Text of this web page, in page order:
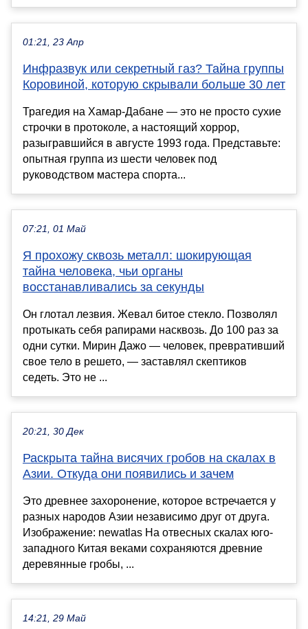
01:21, 23 Апр
Инфразвук или секретный газ? Тайна группы
Коровиной, которую скрывали больше 30 лет
Трагедия на Хамар-Дабане — это не просто сухие
строчки в протоколе, а настоящий хоррор,
разыгравшийся в августе 1993 года. Представьте:
опытная группа из шести человек под
руководством мастера спорта...
07:21, 01 Май
Я прохожу сквозь металл: шокирующая
тайна человека, чьи органы
восстанавливались за секунды
Он глотал лезвия. Жевал битое стекло. Позволял
протыкать себя рапирами насквозь. До 100 раз за
одни сутки. Мирин Дажо — человек, превративший
свое тело в решето, — заставлял скептиков
седеть. Это не ...
20:21, 30 Дек
Раскрыта тайна висячих гробов на скалах в
Азии. Откуда они появились и зачем
Это древнее захоронение, которое встречается у
разных народов Азии независимо друг от друга.
Изображение: newatlas На отвесных скалах юго-
западного Китая веками сохраняются древние
деревянные гробы, ...
14:21, 29 Май